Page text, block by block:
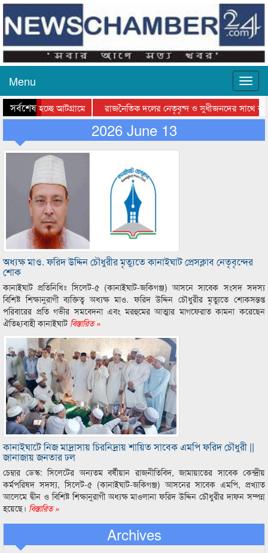
Menu
সর্বশেষ
হচ্ছে আটগ্রামে
রাজনৈতিক দলের নেতৃবৃন্দ ও সুধীজনদের সাথে
সিলেটে বাংলাদেশ গ্রুপ থিয়েটার ফেডারেশানের
2026 June 13
অধ্যক্ষ মাও. ফরিদ উদ্দিন চৌধুরীর মৃত্যুতে কানাইঘাট প্রেসক্লাব নেতৃবৃন্দের
শোক
কানাইঘাট প্রতিনিধিঃ সিলেট-৫ (কানাইঘাট-জকিগঞ্জ) আসনে সাবেক সংসদ সদস্য
বিশিষ্ট শিক্ষানুরাগী ব্যক্তিত্ব অধ্যক্ষ মাও. ফরিদ উদ্দিন চৌধুরীর মৃত্যুতে শোকসন্তপ্ত
পরিবারের প্রতি গভীর সমবেদনা এবং মরহুমের আত্মার মাগফেরাত কামনা করেছেন
ঐতিহ্যবাহী কানাইঘাটবিস্তারিত »
কানাইঘাটে নিজ মাদ্রাসায় চিরনিদ্রায় শায়িত সাবেক এমপি ফরিদ চৌধুরী ||
জানাজায় জনতার ঢল
চেম্বার ডেস্ক: সিলেটের অন্যতম বর্ষীয়ান রাজনীতিবিদ, জামায়াতের সাবেক কেন্দ্রীয়
কর্মপরিষদ সদস্য, সিলেট-৫ (কানাইঘাট-জকিগঞ্জ) আসনের সাবেক এমপি, প্রখ্যাত
আলেমে দ্বীন ও বিশিষ্ট শিক্ষানুরাগী অধ্যক্ষ মাওলানা ফরিদ উদ্দিন চৌধুরীর দাফন সম্পন্ন
হয়েছে। বিস্তারিত »
Archives